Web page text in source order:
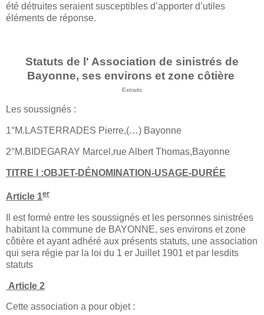
été détruites seraient susceptibles d’apporter d’utiles
éléments de réponse.
Statuts de l' Association de sinistrés de
Bayonne, ses environs et zone côtière
Extraits
Les soussignés :
1°M.LASTERRADES Pierre,(…) Bayonne
2°M.BIDEGARAY Marcel,rue Albert Thomas,Bayonne
TITRE I :OBJET-DÉNOMINATION-USAGE-DURÉE
Article 1er
Il est formé entre les soussignés et les personnes sinistrées
habitant la commune de BAYONNE, ses environs et zone
côtière et ayant adhéré aux présents statuts, une association
qui sera régie par la loi du 1 er Juillet 1901 et par lesdits
statuts
Article 2
Cette association a pour objet :